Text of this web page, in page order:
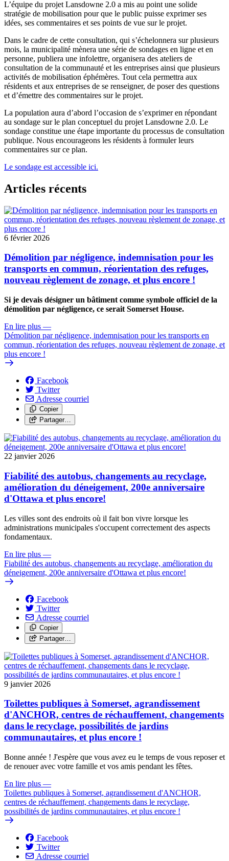
L’équipe du projet Lansdowne 2.0 a mis au point une solide
stratégie de mobilisation pour que le public puisse exprimer ses
idées, ses commentaires et ses points de vue sur le projet.
Dans le cadre de cette consultation, qui s’échelonnera sur plusieurs
mois, la municipalité mènera une série de sondages en ligne et en
personne, publiera une infolettre, organisera des ateliers de
consultation de la communauté et les entreprises ainsi que plusieurs
activités de mobilisation éphémères. Tout cela permettra aux
résidents et aux entreprises de se renseigner, de poser des questions
et d’émettre des commentaires sur le projet.
La population aura d’abord l’occasion de s’exprimer en répondant
au sondage sur le plan conceptuel du projet Lansdowne 2.0. Le
sondage constitue une étape importante du processus de consultation
publique. Nous encourageons les résidents à formuler leurs
commentaires sur ce plan.
Le sondage est accessible ici.
Articles récents
6 février 2026
Démolition par négligence, indemnisation pour les
transports en commun, réorientation des refuges,
nouveau règlement de zonage, et plus encore !
Si je devais désigner un bâtiment comme symbole officiel de la
démolition par négligence, ce serait Somerset House.
En lire plus —
Démolition par négligence, indemnisation pour les transports en
commun, réorientation des refuges, nouveau règlement de zonage, et
plus encore !
Facebook
Twitter
Adresse courriel
Copier
Partager…
22 janvier 2026
Fiabilité des autobus, changements au recyclage,
amélioration du déneigement, 200e anniversaire
d'Ottawa et plus encore!
Les villes sont des endroits où il fait bon vivre lorsque les
administrations municipales s'occupent correctement des aspects
fondamentaux.
En lire plus —
Fiabilité des autobus, changements au recyclage, amélioration du
déneigement, 200e anniversaire d'Ottawa et plus encore!
Facebook
Twitter
Adresse courriel
Copier
Partager…
9 janvier 2026
Toilettes publiques à Somerset, agrandissement
d'ANCHOR, centres de réchauffement, changements
dans le recyclage, possibilités de jardins
communautaires, et plus encore !
Bonne année ! J'espère que vous avez eu le temps de vous reposer et
de renouer avec votre famille et vos amis pendant les fêtes.
En lire plus —
Toilettes publiques à Somerset, agrandissement d'ANCHOR,
centres de réchauffement, changements dans le recyclage,
possibilités de jardins communautaires, et plus encore !
Facebook
Twitter
Adresse courriel